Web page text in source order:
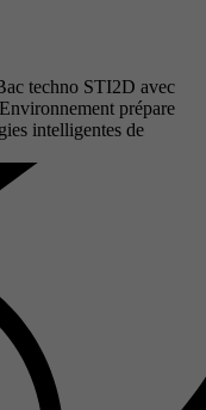
techno STI2D avec
prépare
intelligentes de